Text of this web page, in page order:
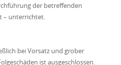
der betreffenden
– unterrichtet.
bei Vorsatz und grober
ist ausgeschlossen.